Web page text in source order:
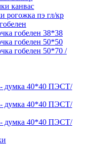
канвас
рогожка пэ гл/кр
гобелен 38*38
гобелен 50*50
гобелен 50*70 /
думка 40*40 ПЭСТ/
думка 40*40 ПЭСТ/
думка 40*40 ПЭСТ/